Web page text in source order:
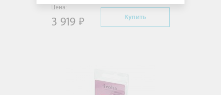
Цена:
3 919 Купить